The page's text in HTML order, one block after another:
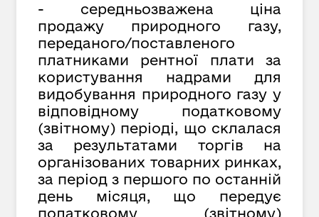
- середньозважена ціна
продажу природного газу,
переданого/поставленого
платниками рентної плати за
користування надрами для
видобування природного газу у
відповідному податковому
(звітному) періоді, що склалася
за результатами торгів на
організованих товарних ринках,
за період з першого по останній
день місяця, що передує
податковому (звітному)